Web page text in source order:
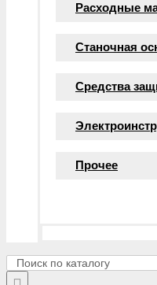
Расходные
Станочная
Средства
Прочее